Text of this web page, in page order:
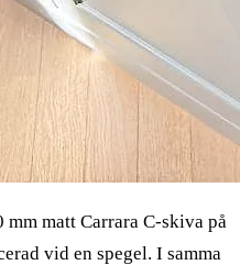
matt Carrara C-skiva på
vid en spegel. I samma